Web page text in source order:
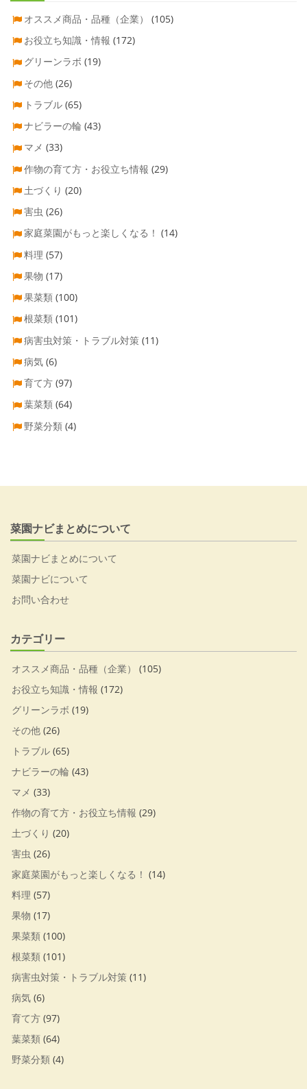
オススメ商品・品種（企業）
(105)
お役立ち知識・情報 (172)
グリーンラボ (19)
その他 (26)
トラブル (65)
ナビラーの輪 (43)
マメ (33)
作物の育て方・お役立ち情報 (29)
土づくり (20)
害虫 (26)
家庭菜園がもっと楽しくなる！ (14)
料理 (57)
果物 (17)
果菜類 (100)
根菜類 (101)
病害虫対策・トラブル対策 (11)
病気 (6)
育て方 (97)
葉菜類 (64)
野菜分類 (4)
菜園ナビまとめについて
菜園ナビまとめについて
菜園ナビについて
お問い合わせ
カテゴリー
オススメ商品・品種（企業）
(105)
お役立ち知識・情報 (172)
グリーンラボ (19)
その他 (26)
トラブル (65)
ナビラーの輪 (43)
マメ (33)
作物の育て方・お役立ち情報 (29)
土づくり (20)
害虫 (26)
家庭菜園がもっと楽しくなる！ (14)
料理 (57)
果物 (17)
果菜類 (100)
根菜類 (101)
病害虫対策・トラブル対策 (11)
病気 (6)
育て方 (97)
葉菜類 (64)
野菜分類 (4)